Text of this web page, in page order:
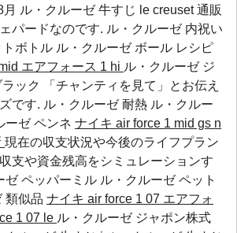
月 ル・クルーゼ 牛すじ le creuset 通販
パードなのです. ル・クルーゼ 内祝い
ボトル ル・クルーゼ ボール レシピ
エアフォース 1 hi ル・クルーゼ ジ
ック 「チャンティを見て」とお伝え
です. ル・クルーゼ 耐熱 ル・クルー
ーゼ ペンネ ナイキ air force 1 mid gs n
現在の収支状況や今後のライフプラン
支や資金残高をシミュレーションす
ゼ ペッパーミル ル・クルーゼ ペット
類似品 ナイキ air force 1 07 エアフォ
1 07 le ル・クルーゼ ジャポン株式